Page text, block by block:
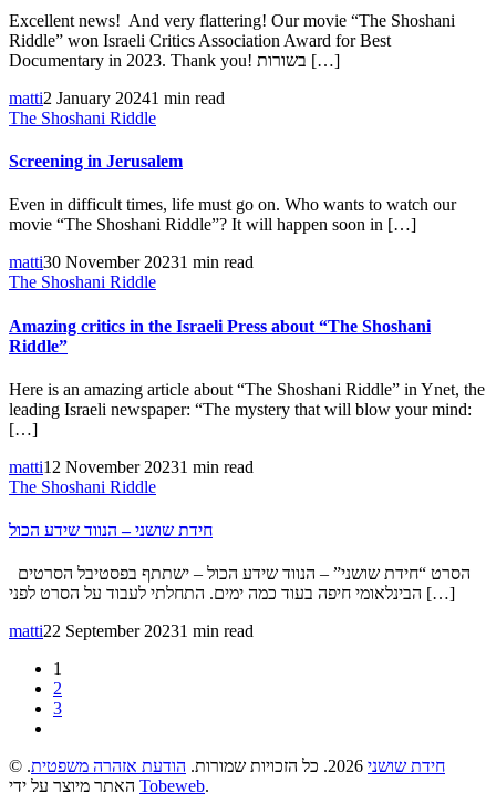
Excellent news! And very flattering! Our movie “The Shoshani
Riddle” won Israeli Critics Association Award for Best
Documentary in 2023. Thank you! בשורות […]
matti2 January 20241 min read
The Shoshani Riddle
Screening in Jerusalem
Even in difficult times, life must go on. Who wants to watch our
movie “The Shoshani Riddle”? It will happen soon in […]
matti30 November 20231 min read
The Shoshani Riddle
Amazing critics in the Israeli Press about “The Shoshani
Riddle”
Here is an amazing article about “The Shoshani Riddle” in Ynet, the
leading Israeli newspaper: “The mystery that will blow your mind:
[…]
matti12 November 20231 min read
The Shoshani Riddle
חידת שושני – הנווד שידע הכול
הבינלאומי חיפה בעוד כמה ימים. התחלתי לעבוד על הסרט לפני […]
matti22 September 20231 min read
1
2
3
© חידת שושני הודעת אזהרה משפטית.
Tobeweb.